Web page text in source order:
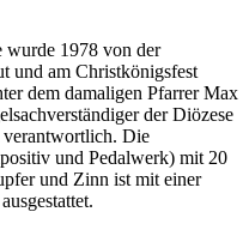
wurde 1978 von der
und am Christkönigsfest
dem damaligen Pfarrer Max
der Diözese
Die
und Pedalwerk) mit 20
und Zinn ist mit einer